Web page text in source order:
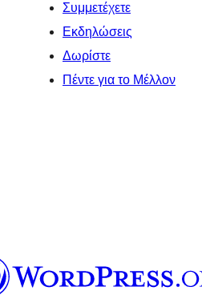
Συμμετέχετε
Εκδηλώσεις
Δωρίστε
Πέντε για το Μέλλον